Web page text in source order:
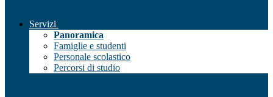
Servizi
Panoramica
Famiglie e studenti
Personale scolastico
Percorsi di studio